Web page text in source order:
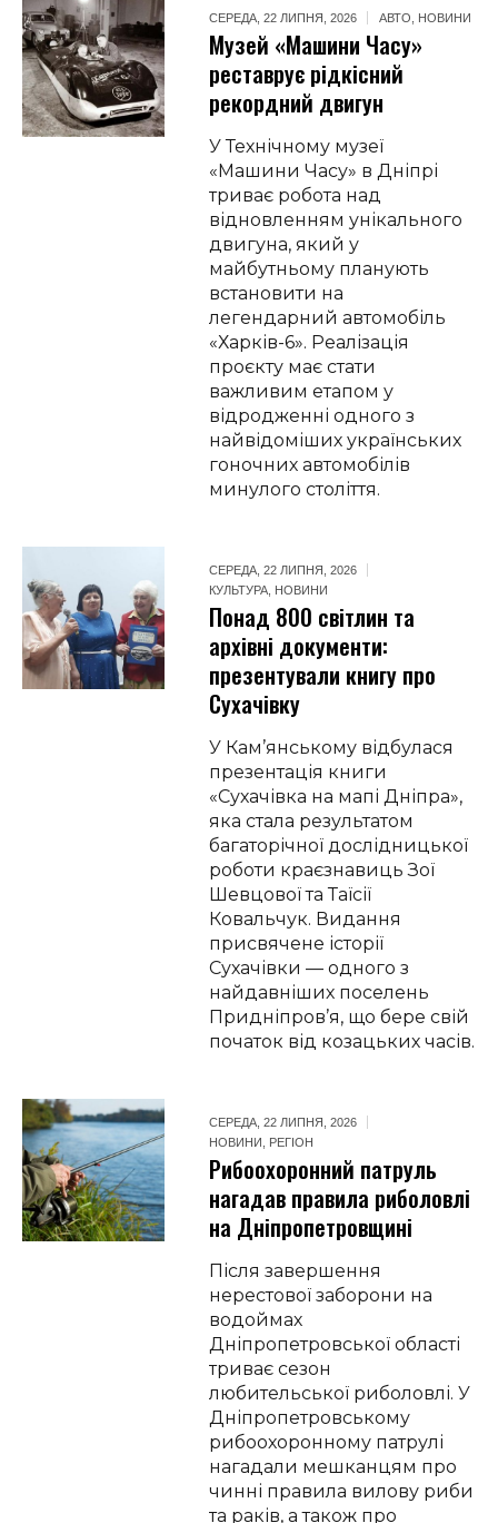
СЕРЕДА, 22 ЛИПНЯ, 2026 АВТО НОВИНИ
Музей «Машини Часу»
реставрує рідкісний
рекордний двигун
У Технічному музеї
«Машини Часу» в Дніпрі
триває робота над
відновленням унікального
двигуна, який у
майбутньому планують
встановити на
легендарний автомобіль
«Харків-6». Реалізація
проєкту має стати
важливим етапом у
відродженні одного з
найвідоміших українських
гоночних автомобілів
минулого століття.
СЕРЕДА, 22 ЛИПНЯ, 2026
КУЛЬТУРА НОВИНИ
Понад 800 світлин та
архівні документи:
презентували книгу про
Сухачівку
У Кам’янському відбулася
презентація книги
«Сухачівка на мапі Дніпра»,
яка стала результатом
багаторічної дослідницької
роботи краєзнавиць Зої
Шевцової та Таїсії
Ковальчук. Видання
присвячене історії
Сухачівки — одного з
найдавніших поселень
Придніпров’я, що бере свій
початок від козацьких часів.
СЕРЕДА, 22 ЛИПНЯ, 2026
НОВИНИ
РЕГІОН
Рибоохоронний патруль
нагадав правила риболовлі
на Дніпропетровщині
Після завершення
нерестової заборони на
водоймах
Дніпропетровської області
триває сезон
любительської риболовлі. У
Дніпропетровському
рибоохоронному патрулі
нагадали мешканцям про
чинні правила вилову риби
та раків, а також про